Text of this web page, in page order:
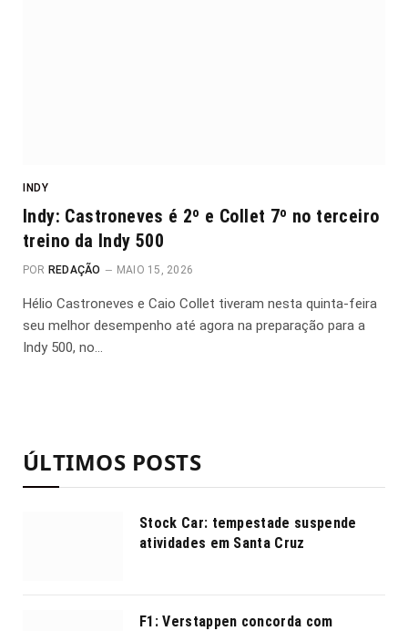
INDY
Indy: Castroneves é 2º e Collet 7º no terceiro
treino da Indy 500
POR REDAÇÃO MAIO 15, 2026
Hélio Castroneves e Caio Collet tiveram nesta quinta-feira
seu melhor desempenho até agora na preparação para a
Indy 500, no…
ÚLTIMOS POSTS
Stock Car: tempestade suspende
atividades em Santa Cruz
F1: Verstappen concorda com